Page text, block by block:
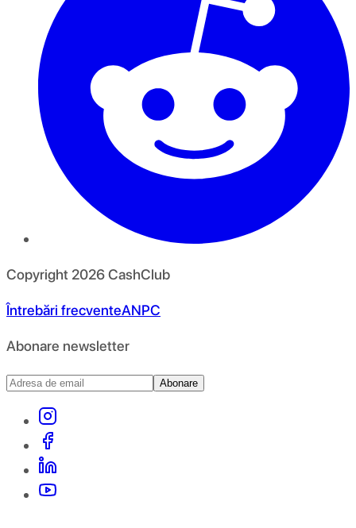
Copyright 2026CashClub
Întrebări frecventeANPC
Abonare newsletter
Abonare